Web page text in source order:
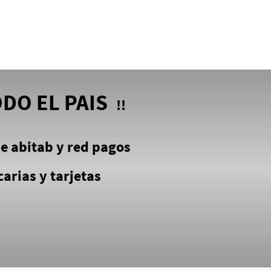
EL PAIS !!
abitab y red pagos
y tarjetas